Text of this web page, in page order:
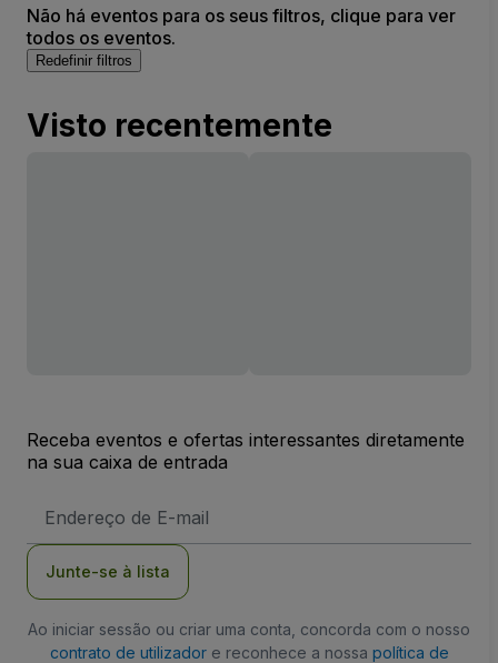
Não há eventos para os seus filtros, clique para ver
todos os eventos.
Redefinir filtros
Visto recentemente
Receba eventos e ofertas interessantes diretamente
na sua caixa de entrada
de
Junte-se à lista
Ao iniciar sessão ou criar uma conta, concorda com o nosso
contrato de utilizadore reconhece a nossa política de